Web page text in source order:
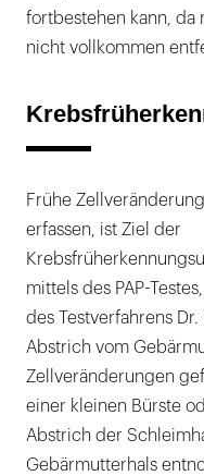
fortbestehen kann, da
nicht vollkommen
Frühe
erfassen, ist Ziel der
mittels des PAP-
des Testverfahrens
Abstrich vom
Zellveränderungen
einer kleinen Bürste
Abstrich der
Gebärmutterhals